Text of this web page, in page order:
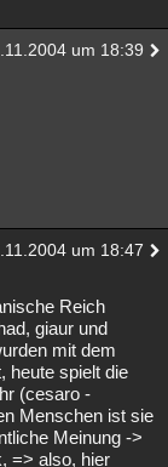
um 18:39
um 18:47
Reich
giaur und
mit dem
heute spielt die
(cesaro -
Menschen ist sie
Meinung ->
=> also, hier